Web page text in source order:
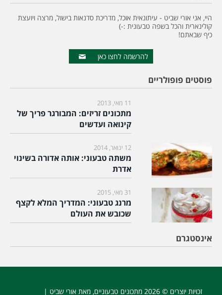
היי, אני אורי שביט - עיתונאית אוכל, מדריכת סדנאות בישול, מרצה ויועצת
קולינארית והכל בשפה טבעונית :-)
כיף שבאתם!
להרשמה לחצו כאן
פוסטים פופולריים
11 מאי, 2013
מתכונים זריזים: המבורגר פריך של
קינואה ועדשים
12 ינואר, 2014
משתה טבעוני: אותה אדורה בשינוי
אדרת
31 מאי, 2015
מרנג טבעוני: המדריך המלא לקצף
שכובש את העולם
אינסטגרם
זכויות יוצרים © 2026 מתכונים טבעוניים, מאת אורי שביט |